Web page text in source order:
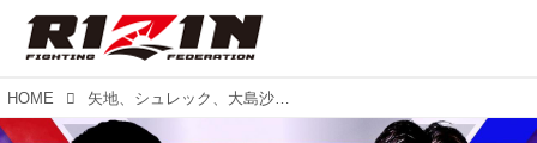
HOME 矢地、シュレック、大島沙緒里等が参戦決定！計13カードを発表！RIZIN.43北海道大会